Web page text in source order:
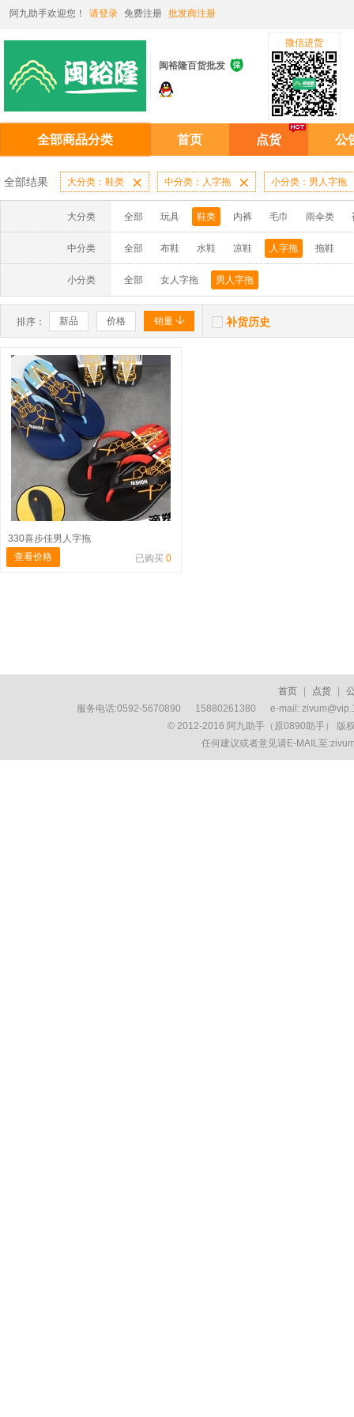
阿九助手欢迎您！ 请登录 免费注册 批发商注册
闽裕隆百货批发 
微信进货
全部商品分类 首页 点货 公
全部结果 大分类：鞋类  中分类：人字拖  小分类：男人字拖
大分类 全部 玩具 鞋类 内裤 毛巾 雨伞类
中分类 全部 布鞋 水鞋 凉鞋 人字拖 拖鞋
小分类 全部 女人字拖 男人字拖
排序： 新品 价格 销量   补货历史
330喜步佳男人字拖
查看价格
已购买 0
首页 点货
服务电话:0592-5670890 15880261380 e-mail:
© 2012-2016 阿九助手（原0890助手） 版
任何建议或者意见请E-MAIL至